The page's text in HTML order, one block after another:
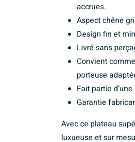
accrues.
Aspect chêne
Design fin et
Livré sans
Convient
porteuse
Fait partie
Garantie
Avec ce plateau
luxueuse et sur